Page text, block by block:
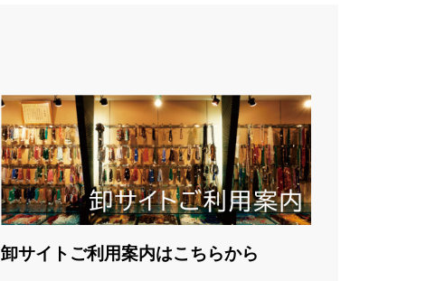
卸サイトご利用案内はこちらから